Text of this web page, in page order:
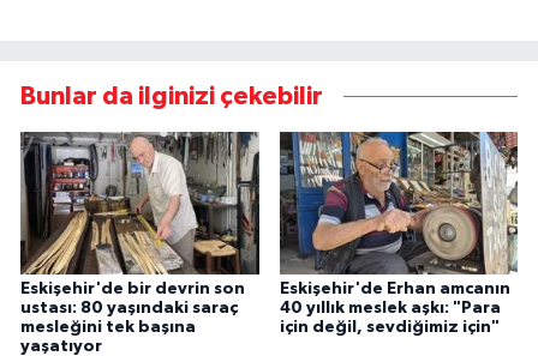
Bunlar da ilginizi çekebilir
Eskişehir'de bir devrin son
ustası: 80 yaşındaki saraç
mesleğini tek başına
yaşatıyor
Eskişehir'de Erhan amcanın
40 yıllık meslek aşkı: "Para
için değil, sevdiğimiz için"